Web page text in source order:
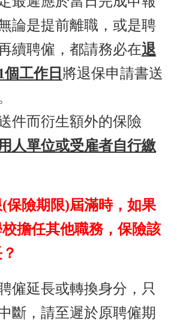
論是提前離職，或是聘
續聘僱，都請務必在退
工作日 將退保申請書送
件而衍生額外的保險
人單位或受雇者自行繳
保險期限)屆滿時，如果
擔任其他職務，保險該
僱延長或轉換身分，只
斷，請至遲於原聘僱期